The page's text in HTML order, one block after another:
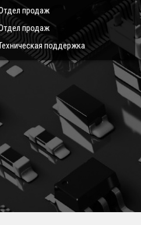
продаж
продаж
поддержка